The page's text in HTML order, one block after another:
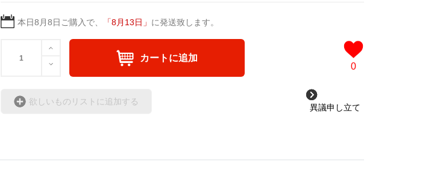
本日8月8日 ご購入で、 「8月13日 」 に発送致します。
カートに追加
0
欲しいものリストに追加する
異議申し立て